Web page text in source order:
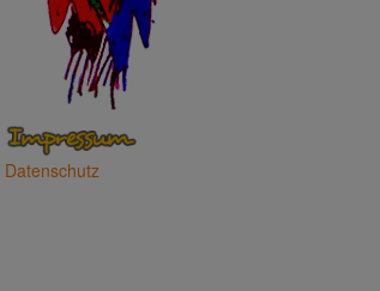
Datenschutz